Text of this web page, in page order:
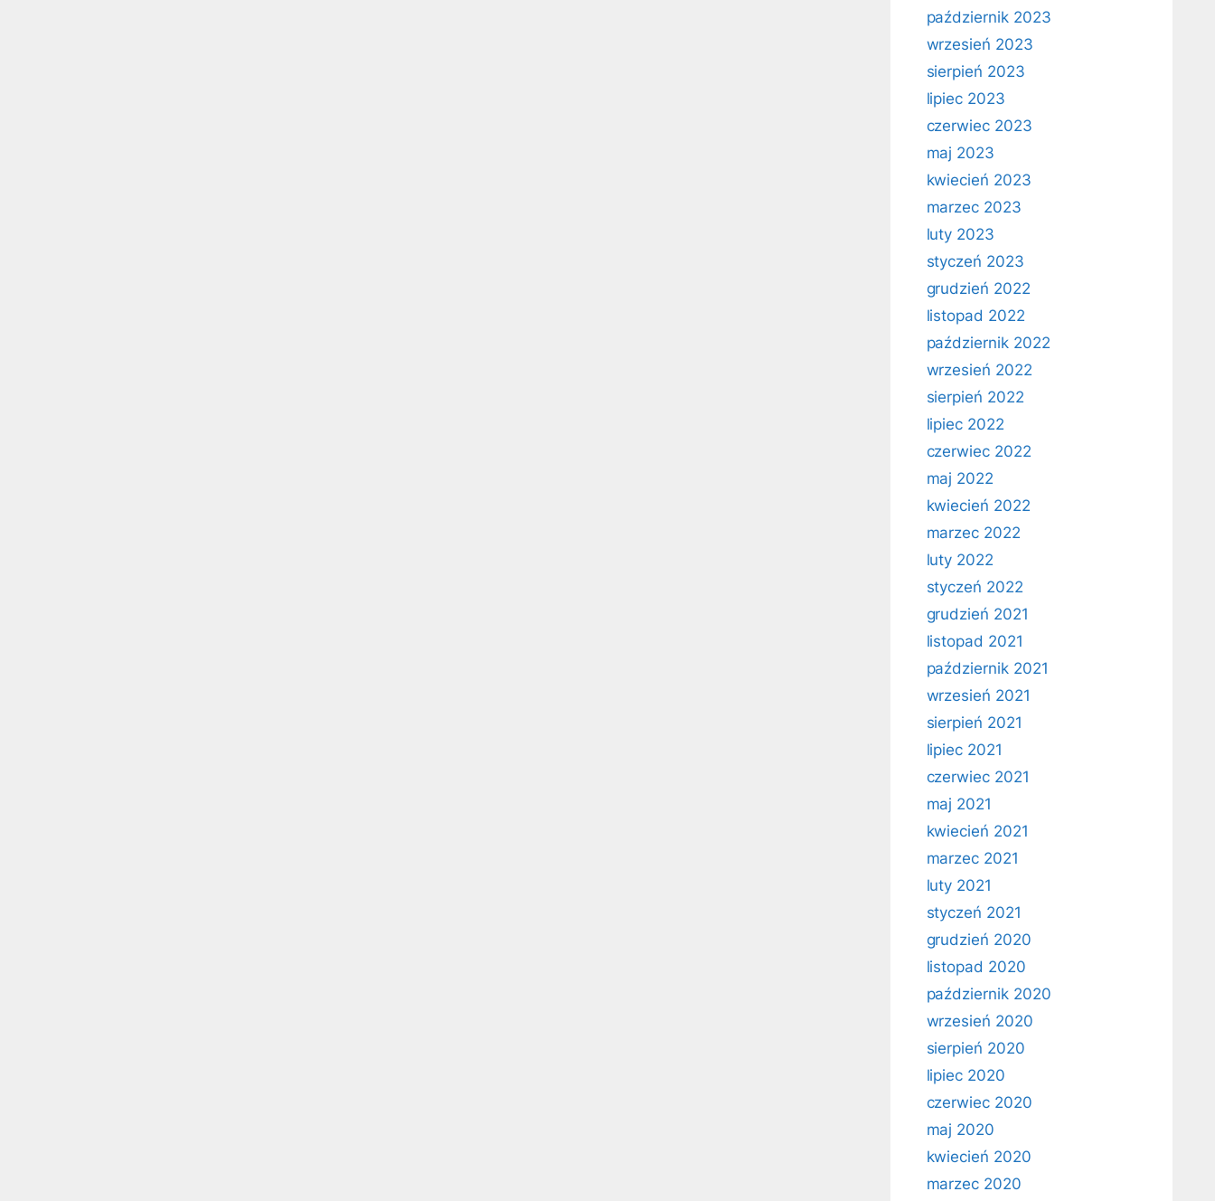
październik 2023
wrzesień 2023
sierpień 2023
lipiec 2023
czerwiec 2023
maj 2023
kwiecień 2023
marzec 2023
luty 2023
styczeń 2023
grudzień 2022
listopad 2022
październik 2022
wrzesień 2022
sierpień 2022
lipiec 2022
czerwiec 2022
maj 2022
kwiecień 2022
marzec 2022
luty 2022
styczeń 2022
grudzień 2021
listopad 2021
październik 2021
wrzesień 2021
sierpień 2021
lipiec 2021
czerwiec 2021
maj 2021
kwiecień 2021
marzec 2021
luty 2021
styczeń 2021
grudzień 2020
listopad 2020
październik 2020
wrzesień 2020
sierpień 2020
lipiec 2020
czerwiec 2020
maj 2020
kwiecień 2020
marzec 2020